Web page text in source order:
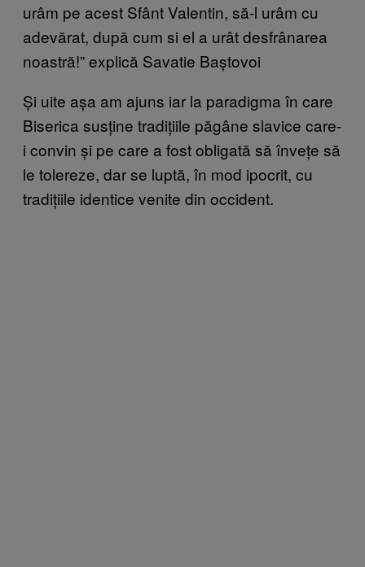
urâm pe acest Sfânt Valentin, să-l urâm cu
adevărat, după cum si el a urât desfrânarea
noastră!” explică Savatie Baștovoi
Și uite așa am ajuns iar la paradigma în care
Biserica susține tradițiile păgâne slavice care-
i convin și pe care a fost obligată să învețe să
le tolereze, dar se luptă, în mod ipocrit, cu
tradițiile identice venite din occident.